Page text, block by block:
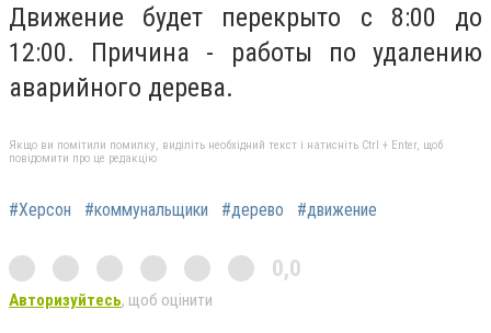
Движение будет перекрыто с 8:00 до
12:00. Причина - работы по удалению
аварийного дерева.
Якщо ви помітили помилку, виділіть необхідний текст і натисніть Ctrl + Enter, щоб
повідомити про це редакцію
#Херсон #коммунальщики #дерево #движение
0,0
Авторизуйтесь, щоб оцінити